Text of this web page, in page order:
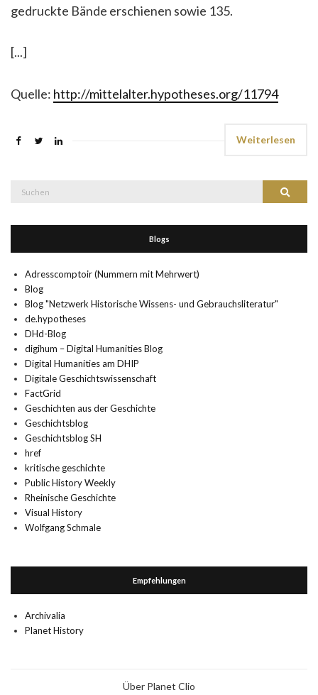
gedruckte Bände erschienen sowie 135.
[...]
Quelle: http://mittelalter.hypotheses.org/11794
Weiterlesen
Suchen
Blogs
Adresscomptoir (Nummern mit Mehrwert)
Blog
Blog "Netzwerk Historische Wissens- und Gebrauchsliteratur"
de.hypotheses
DHd-Blog
digihum – Digital Humanities Blog
Digital Humanities am DHIP
Digitale Geschichtswissenschaft
FactGrid
Geschichten aus der Geschichte
Geschichtsblog
Geschichtsblog SH
href
kritische geschichte
Public History Weekly
Rheinische Geschichte
Visual History
Wolfgang Schmale
Empfehlungen
Archivalia
Planet History
Über Planet Clio